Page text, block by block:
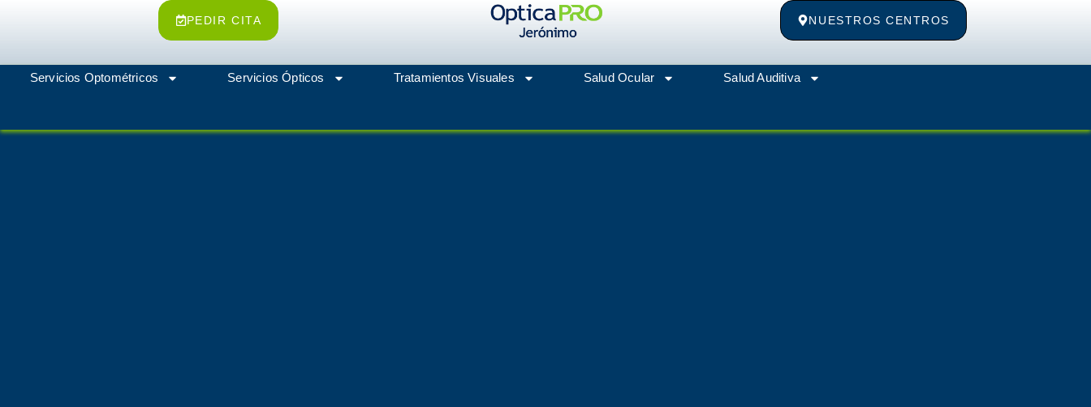
PEDIR CITA NUESTROS CENTROS
Servicios Optométricos Servicios Ópticos Tratamientos Visuales Salud Ocular Salud Auditiva